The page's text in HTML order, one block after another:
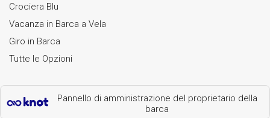
Crociera Blu
Vacanza in Barca a Vela
Giro in Barca
Tutte le Opzioni
Pannello di amministrazione del proprietario della
barca